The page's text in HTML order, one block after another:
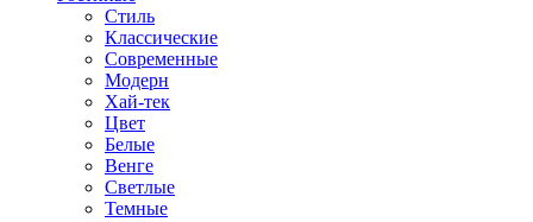
Стиль
Классические
Современные
Модерн
Хай-тек
Цвет
Белые
Венге
Светлые
Темные